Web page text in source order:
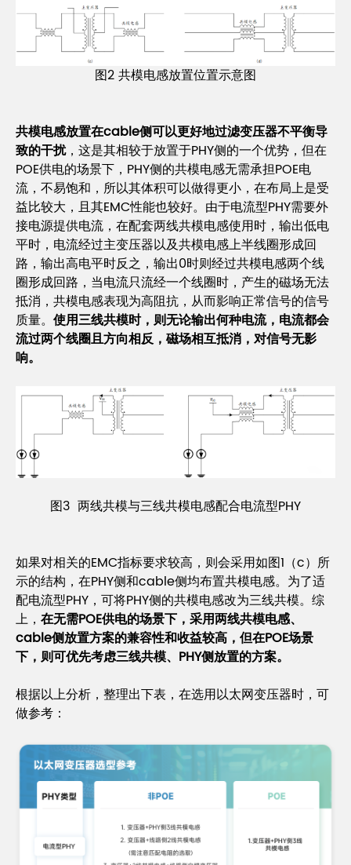
图2 共模电感放置位置示意图
共模电感放置在cable侧可以更好地过滤变压器不平衡导
致的干扰，这是其相较于放置于PHY侧的一个优势，但在
POE供电的场景下，PHY侧的共模电感无需承担POE电
流，不易饱和，所以其体积可以做得更小，在布局上是受
益比较大，且其EMC性能也较好。由于电流型PHY需要外
接电源提供电流，在配套两线共模电感使用时，输出低电
平时，电流经过主变压器以及共模电感上半线圈形成回
路，输出高电平时反之，输出0时则经过共模电感两个线
圈形成回路，当电流只流经一个线圈时，产生的磁场无法
抵消，共模电感表现为高阻抗，从而影响正常信号的信号
质量。 使用三线共模时，则无论输出何种电流，电流都会
流过两个线圈且方向相反，磁场相互抵消，对信号无影
响。
图3 两线共模与三线共模电感配合电流型PHY
如果对相关的EMC指标要求较高，则会采用如图1（c）所
示的结构，在PHY侧和cable侧均布置共模电感。为了适
配电流型PHY，可将PHY侧的共模电感改为三线共模。综
上， 在无需POE供电的场景下，采用两线共模电感、
cable侧放置方案的兼容性和收益较高，但在POE场景
下，则可优先考虑三线共模、PHY侧放置的方案。
根据以上分析，整理出下表，在选用以太网变压器时，可
做参考：